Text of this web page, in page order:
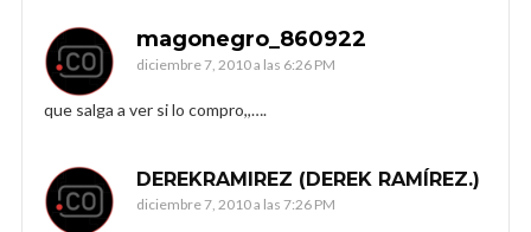
magonegro_860922
diciembre 7, 2010 a las 6:26 PM
que salga a ver si lo compro,,….
DEREKRAMIREZ (DEREK RAMÍREZ.)
diciembre 7, 2010 a las 7:26 PM